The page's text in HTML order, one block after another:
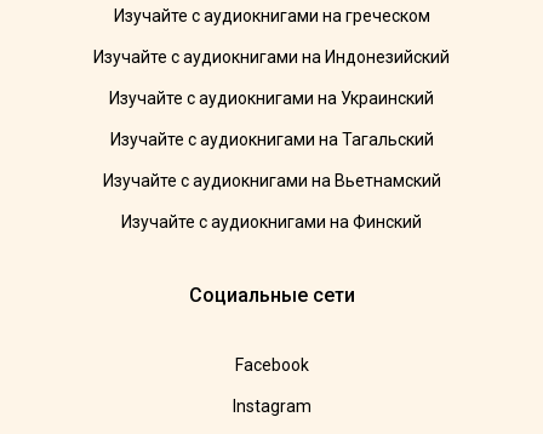
Изучайте с аудиокнигами на греческом
Изучайте с аудиокнигами на Индонезийский
Изучайте с аудиокнигами на Украинский
Изучайте с аудиокнигами на Тагальский
Изучайте с аудиокнигами на Вьетнамский
Изучайте с аудиокнигами на Финский
Социальные сети
Facebook
Instagram